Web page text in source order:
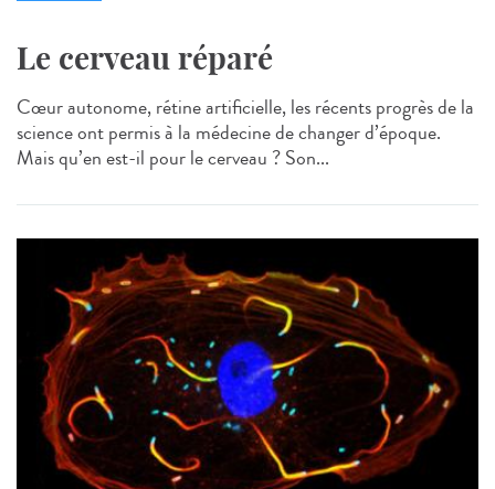
Le cerveau réparé
Cœur autonome, rétine artificielle, les récents progrès de la
science ont permis à la médecine de changer d’époque.
Mais qu’en est-il pour le cerveau ? Son...